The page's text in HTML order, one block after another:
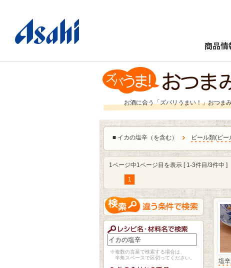
商品情
お酒に合う「ズバリうまい！」おつま
■ イカの塩辛（を含む） ビール類(ビー
1ページ中1ページ目を表示 [ 1-3件目/3件中 ]
1
※複数の言葉で検索する場合は、
半角スペースで区切ってください。
塩